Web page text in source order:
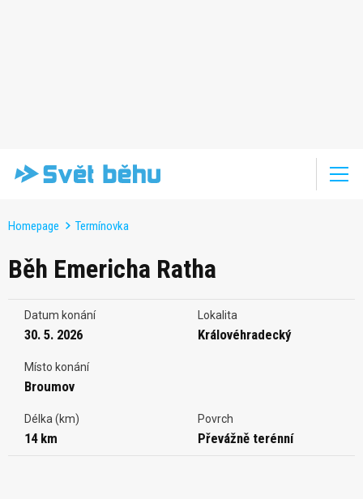
Homepage Termínovka
Běh Emericha Ratha
Datum konání
30. 5. 2026
Lokalita
Královéhradecký
Místo konání
Broumov
Délka (km)
14 km
Povrch
Převážně terénní